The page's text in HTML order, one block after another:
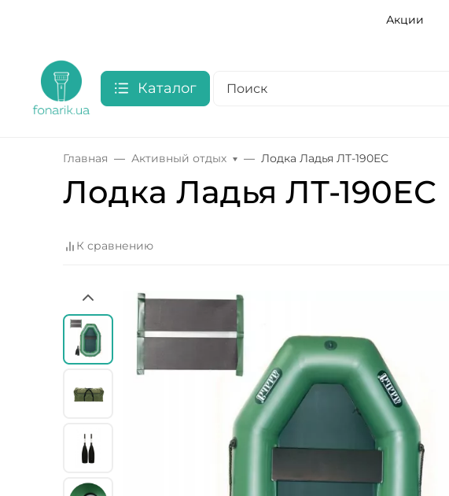
Акции
Каталог
Главная Активный отдых Лодка Ладья ЛТ-190ЕС
Лодка Ладья ЛТ-190ЕС
К сравнению